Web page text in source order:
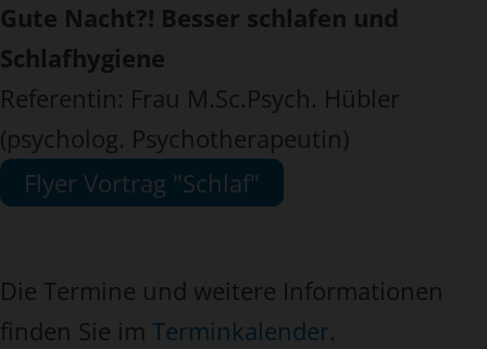
Gute Nacht?! Besser schlafen und
Schlafhygiene
Referentin: Frau M.Sc.Psych. Hübler
(psycholog. Psychotherapeutin)
Flyer Vortrag "Schlaf"
Die Termine und weitere Informationen
finden Sie im Terminkalender.